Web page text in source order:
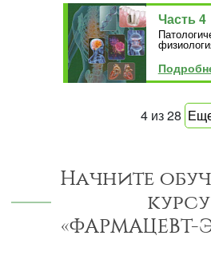
Часть 4
4 из28
Начните
курсу
«ФАРМАЦЕВТ-